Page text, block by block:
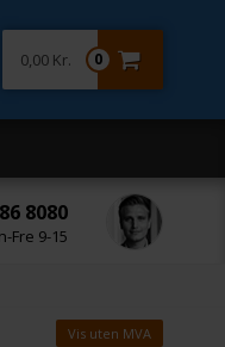
8080
Fre 9-15
0
0,00 Kr.
Vis uten MVA